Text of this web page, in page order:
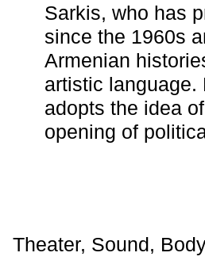
Sarkis, who has
since the 1960s
Armenian
artistic language.
adopts the idea
opening of
Theater, Sound,